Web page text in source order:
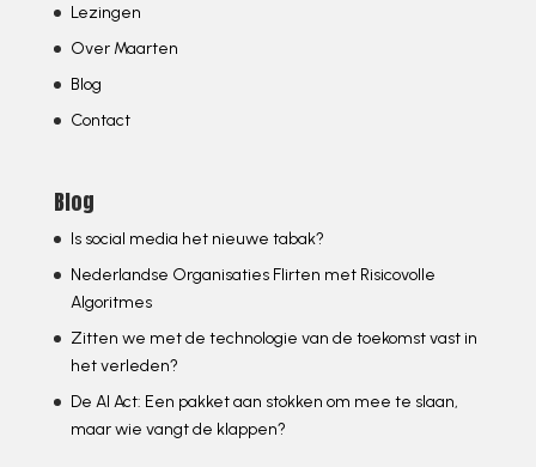
Lezingen
Over Maarten
Blog
Contact
Blog
Is social media het nieuwe tabak?
Nederlandse Organisaties Flirten met Risicovolle
Algoritmes
Zitten we met de technologie van de toekomst vast in
het verleden?
De AI Act: Een pakket aan stokken om mee te slaan,
maar wie vangt de klappen?